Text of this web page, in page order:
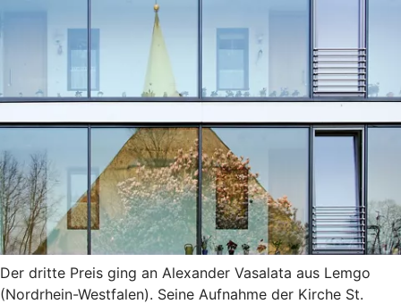
Der dritte Preis ging an Alexander Vasalata aus Lemgo
(Nordrhein-Westfalen). Seine Aufnahme der Kirche St.